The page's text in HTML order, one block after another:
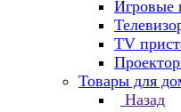
Игровые
TV
Товары для
Назад